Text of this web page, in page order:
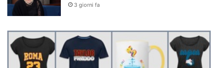
3 giorni fa